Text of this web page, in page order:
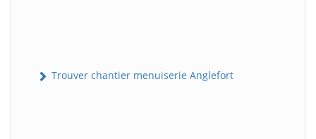
Trouver chantier menuiserie Anglefort